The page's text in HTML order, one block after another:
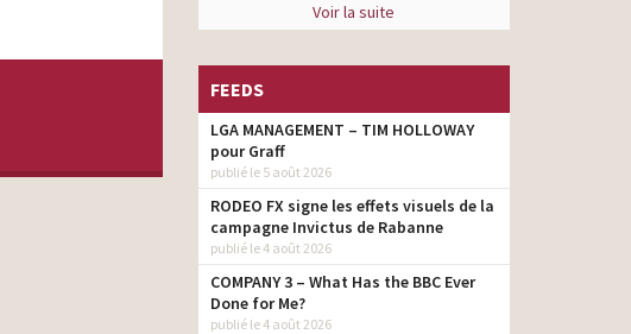
Voir la suite
FEEDS
LGA MANAGEMENT – TIM HOLLOWAY
pour Graff
publié le 5 août 2026
RODEO FX signe les effets visuels de la
campagne Invictus de Rabanne
publié le 4 août 2026
COMPANY 3 – What Has the BBC Ever
Done for Me?
publié le 4 août 2026